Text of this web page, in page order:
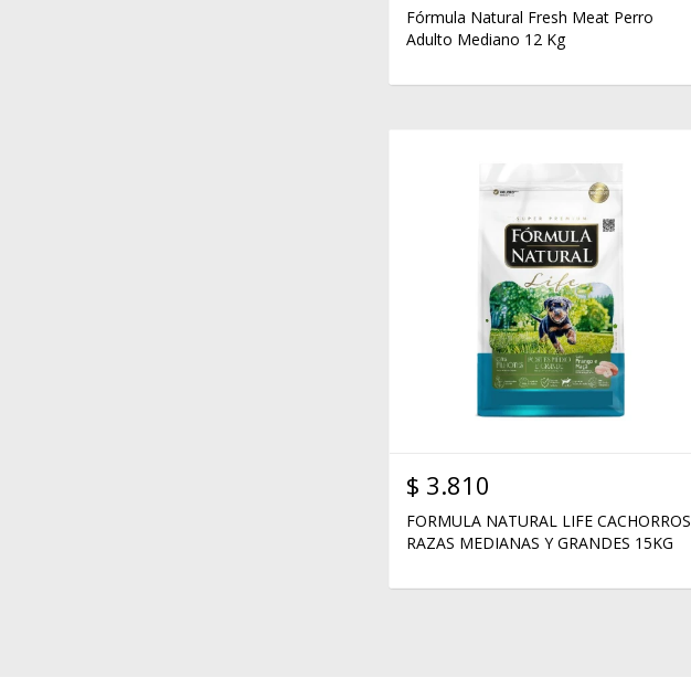
Fórmula Natural Fresh Meat Perro
Adulto Mediano 12 Kg
$ 3.810
FORMULA NATURAL LIFE CACHORROS
RAZAS MEDIANAS Y GRANDES 15KG